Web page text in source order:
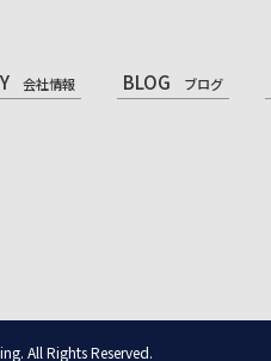
会社情報 BLOG ブログ
All Rights Reserved.